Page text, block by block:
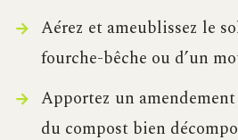
Aérez et ameublissez le
fourche-bêche ou d’un
Apportez un
du compost bien